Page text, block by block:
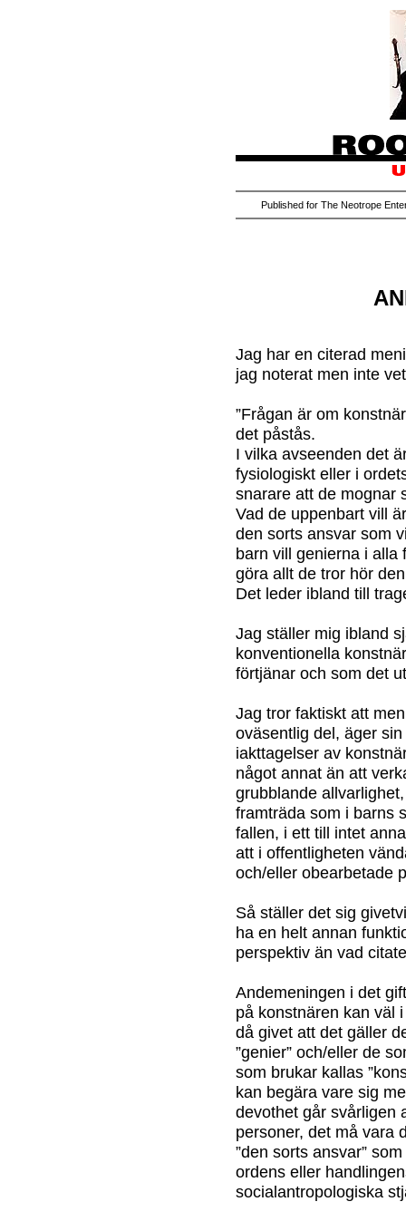
Published for The Neotrope
Jag har en citerad
jag noterat men inte
”Frågan är om
det påstås.
I vilka avseenden det
fysiologiskt eller i
snarare att de mognar
Vad de uppenbart vill
den sorts ansvar som
barn vill genierna i alla
göra allt de tror hör
Det leder ibland till
Jag ställer mig ibland
konventionella
förtjänar och som det
Jag tror faktiskt att
oväsentlig del, äger
iakttagelser av
något annat än att
grubblande
framträda som i barns
fallen, i ett till intet
att i offentligheten
och/eller obearbetade
Så ställer det sig
ha en helt annan
perspektiv än vad
Andemeningen i det
på konstnären kan väl
då givet att det gäller
”genier” och/eller de
som brukar kallas
kan begära vare sig
devothet går svårligen
personer, det må vara
”den sorts ansvar”
ordens eller
socialantropologiska